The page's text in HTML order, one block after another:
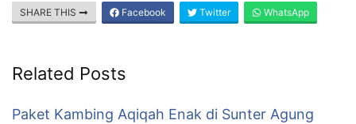
SHARE THIS Facebook Twitter WhatsApp
Related Posts
Paket Kambing Aqiqah Enak di Sunter Agung